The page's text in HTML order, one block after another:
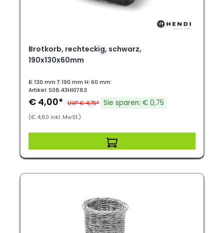
Brotkorb, rechteckig, schwarz,
190x130x60mm
B: 130 mm T: 190 mm H: 60 mm
Artikel: S08.43HI0783
€ 4,00* UVP € 4,75* Sie sparen: € 0,75
(€ 4,80 inkl. MwSt.)